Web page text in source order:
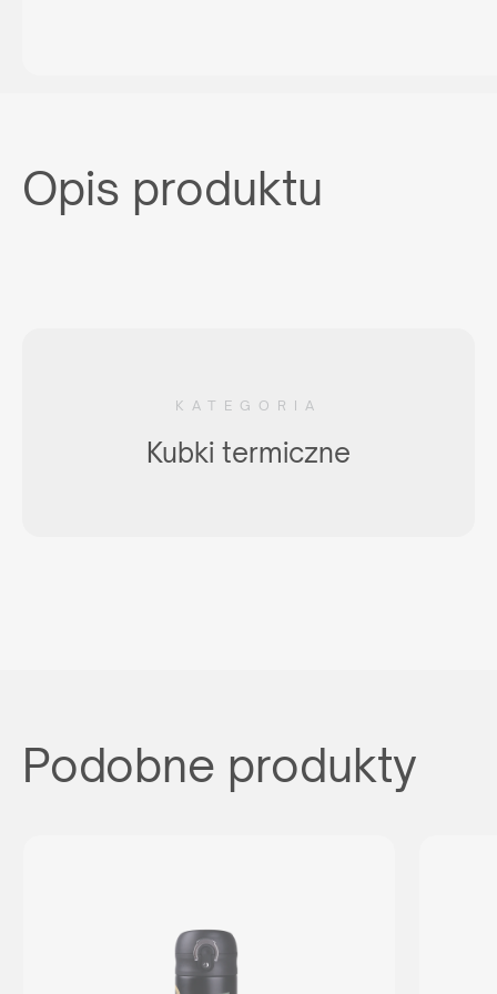
Opis produktu
KATEGORIA
Kubki termiczne
Podobne produkty